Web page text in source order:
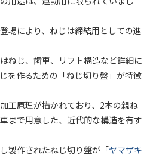
場により、ねじは締結用としての進
ねじ、歯車、リフト構造など詳細に
を作るための「ねじ切り盤」が特徴
工原理が描かれており、2本の親ね
まで用意した、近代的な構造を有す
製作されたねじ切り盤が「ヤマザキ